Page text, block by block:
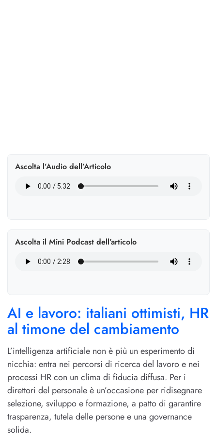
Ascolta l’Audio dell’Articolo
Ascolta il Mini Podcast dell’articolo
AI e lavoro: italiani ottimisti, HR
al timone del cambiamento
L’intelligenza artificiale non è più un esperimento di
nicchia: entra nei percorsi di ricerca del lavoro e nei
processi HR con un clima di fiducia diffusa. Per i
direttori del personale è un’occasione per ridisegnare
selezione, sviluppo e formazione, a patto di garantire
trasparenza, tutela delle persone e una governance
solida.